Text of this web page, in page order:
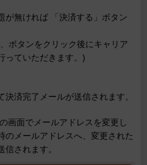
が無ければ 「決済する」ボタン
ボタンをクリック後にキャリア
っていただきます。)
済完了メールが送信されます。
の画面でメールアドレスを変更し
のメールアドレスへ、変更された
されます。